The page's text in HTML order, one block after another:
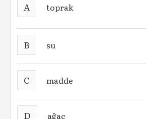
A toprak
B su
C madde
D ağaç